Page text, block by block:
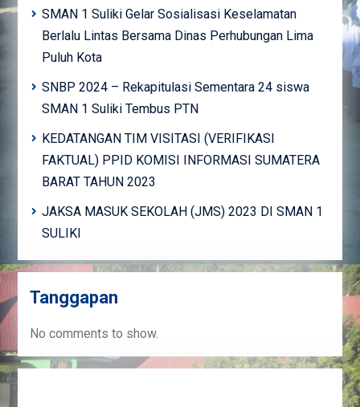
SMAN 1 Suliki Gelar Sosialisasi Keselamatan
Berlalu Lintas Bersama Dinas Perhubungan Lima
Puluh Kota
SNBP 2024 – Rekapitulasi Sementara 24 siswa
SMAN 1 Suliki Tembus PTN
KEDATANGAN TIM VISITASI (VERIFIKASI
FAKTUAL) PPID KOMISI INFORMASI SUMATERA
BARAT TAHUN 2023
JAKSA MASUK SEKOLAH (JMS) 2023 DI SMAN 1
SULIKI
Tanggapan
No comments to show.